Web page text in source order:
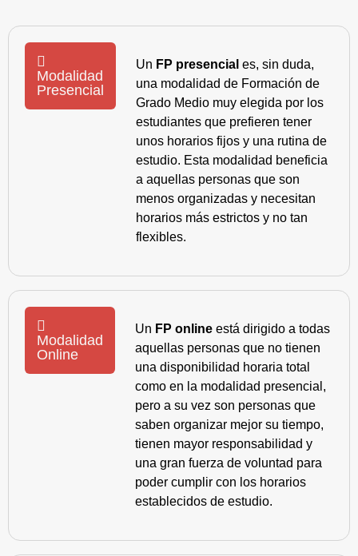
Modalidad
Presencial
Un FP presencial es, sin duda,
una modalidad de Formación de
Grado Medio muy elegida por los
estudiantes que prefieren tener
unos horarios fijos y una rutina de
estudio. Esta modalidad beneficia
a aquellas personas que son
menos organizadas y necesitan
horarios más estrictos y no tan
flexibles.
Modalidad
Online
Un FP online está dirigido a todas
aquellas personas que no tienen
una disponibilidad horaria total
como en la modalidad presencial,
pero a su vez son personas que
saben organizar mejor su tiempo,
tienen mayor responsabilidad y
una gran fuerza de voluntad para
poder cumplir con los horarios
establecidos de estudio.